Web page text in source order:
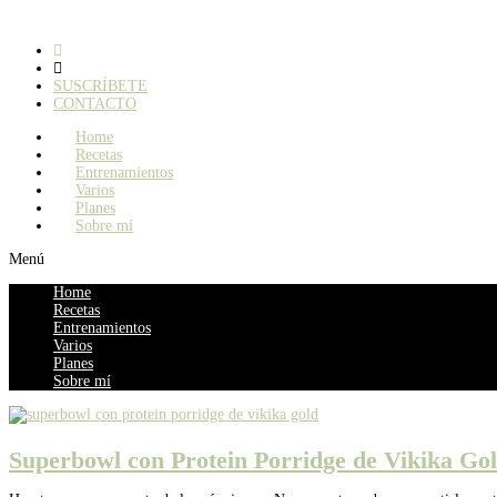
SUSCRÍBETE
CONTACTO
Home
Recetas
Entrenamientos
Varios
Planes
Sobre mí
Menú
Home
Recetas
Entrenamientos
Varios
Planes
Sobre mí
Superbowl con Protein Porridge de Vikika